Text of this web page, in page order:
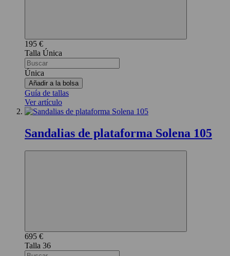
195 €
Única
Única
Añadir a la bolsa
Guía de tallas
Ver artículo
Sandalias de plataforma Solena 105
695 €
36